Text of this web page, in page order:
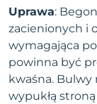
Uprawa:
zacienionych i
wymagająca
powinna być
kwaśna. Bulwy
wypukłą